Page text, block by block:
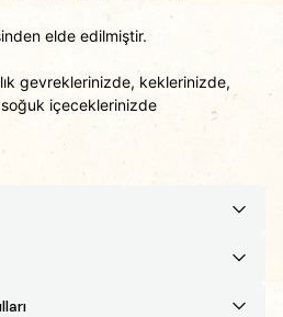
elde edilmiştir.
gevreklerinizde, keklerinizde,
soğuk içeceklerinizde